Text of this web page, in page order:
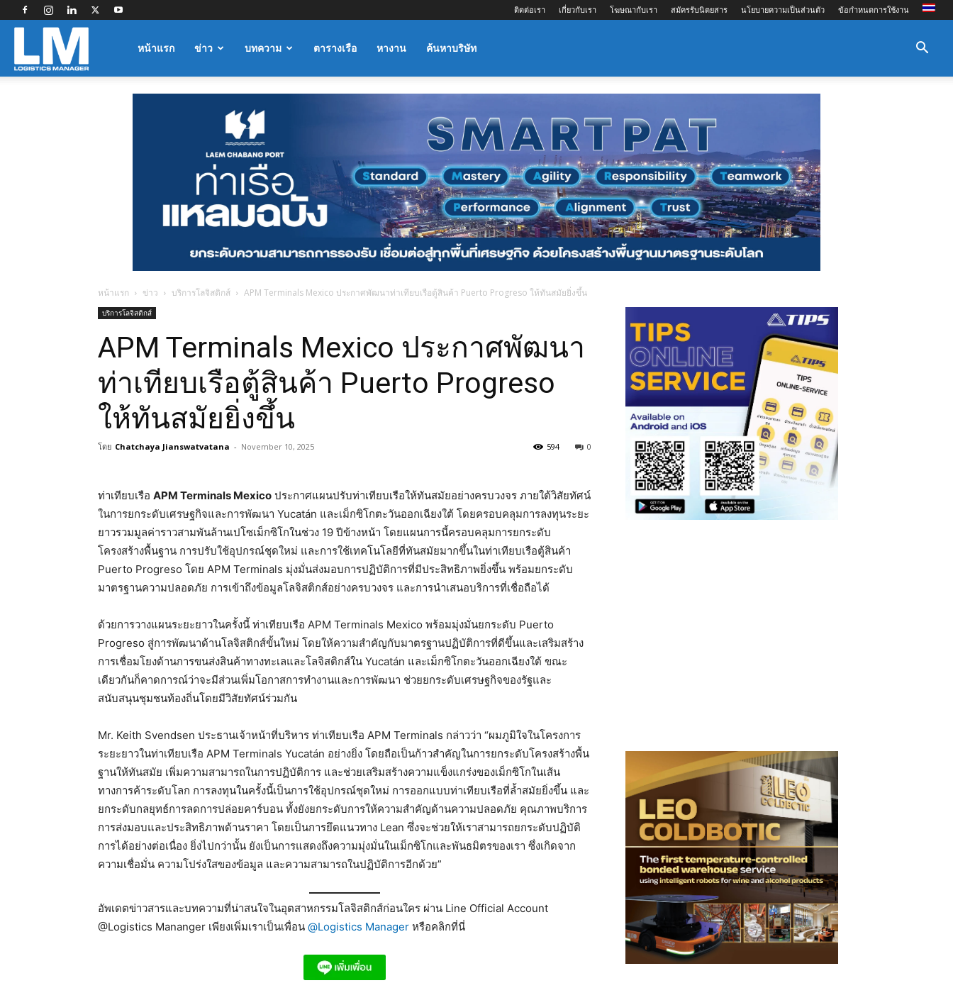
ติดต่อเรา เกี่ยวกับเรา โฆษณากับเรา สมัครรับนิตยสาร นโยบายความเป็นส่วนตัว ข้อกำหนดการใช้งาน
Logisticsหน้าแรก ข่าว บทความ ตารางเรือ หางาน ค้นหาบริษัท
หน้าแรก ข่าว บริการโลจิสติกส์ APM Terminals Mexico ประกาศพัฒนาท่าเทียบเรือตู้สินค้า Puerto Progreso ให้ทันสมัยยิ่งขึ้น
บริการโลจิสติกส์
APM Terminals Mexico ประกาศพัฒนา
ท่าเทียบเรือตู้สินค้า Puerto Progreso
ให้ทันสมัยยิ่งขึ้น
โดย Chatchaya Jianswatvatana - November 10, 2025 0
594
ท่าเทียบเรือ APM Terminals Mexico ประกาศแผนปรับท่าเทียบเรือให้ทันสมัยอย่างครบวงจร ภายใต้วิสัยทัศน์
ในการยกระดับเศรษฐกิจและการพัฒนา Yucatán และเม็กซิโกตะวันออกเฉียงใต้ โดยครอบคลุมการลงทุนระยะ
ยาวรวมมูลค่าราวสามพันล้านเปโซเม็กซิโกในช่วง 19 ปีข้างหน้า โดยแผนการนี้ครอบคลุมการยกระดับ
โครงสร้างพื้นฐาน การปรับใช้อุปกรณ์ชุดใหม่ และการใช้เทคโนโลยีที่ทันสมัยมากขึ้นในท่าเทียบเรือตู้สินค้า
Puerto Progreso โดย APM Terminals มุ่งมั่นส่งมอบการปฏิบัติการที่มีประสิทธิภาพยิ่งขึ้น พร้อมยกระดับ
มาตรฐานความปลอดภัย การเข้าถึงข้อมูลโลจิสติกส์อย่างครบวงจร และการนำเสนอบริการที่เชื่อถือได้
ด้วยการวางแผนระยะยาวในครั้งนี้ ท่าเทียบเรือ APM Terminals Mexico พร้อมมุ่งมั่นยกระดับ Puerto
Progreso สู่การพัฒนาด้านโลจิสติกส์ขั้นใหม่ โดยให้ความสำคัญกับมาตรฐานปฏิบัติการที่ดีขึ้นและเสริมสร้าง
การเชื่อมโยงด้านการขนส่งสินค้าทางทะเลและโลจิสติกส์ใน Yucatán และเม็กซิโกตะวันออกเฉียงใต้ ขณะ
เดียวกันก็คาดการณ์ว่าจะมีส่วนเพิ่มโอกาสการทำงานและการพัฒนา ช่วยยกระดับเศรษฐกิจของรัฐและ
สนับสนุนชุมชนท้องถิ่นโดยมีวิสัยทัศน์ร่วมกัน
Mr. Keith Svendsen ประธานเจ้าหน้าที่บริหาร ท่าเทียบเรือ APM Terminals กล่าวว่า “ผมภูมิใจในโครงการ
ระยะยาวในท่าเทียบเรือ APM Terminals Yucatán อย่างยิ่ง โดยถือเป็นก้าวสำคัญในการยกระดับโครงสร้างพื้น
ฐานให้ทันสมัย เพิ่มความสามารถในการปฏิบัติการ และช่วยเสริมสร้างความแข็งแกร่งของเม็กซิโกในเส้น
ทางการค้าระดับโลก การลงทุนในครั้งนี้เป็นการใช้อุปกรณ์ชุดใหม่ การออกแบบท่าเทียบเรือที่ล้ำสมัยยิ่งขึ้น และ
ยกระดับกลยุทธ์การลดการปล่อยคาร์บอน ทั้งยังยกระดับการให้ความสำคัญด้านความปลอดภัย คุณภาพบริการ
การส่งมอบและประสิทธิภาพด้านราคา โดยเป็นการยึดแนวทาง Lean ซึ่งจะช่วยให้เราสามารถยกระดับปฏิบัติ
การได้อย่างต่อเนื่อง ยิ่งไปกว่านั้น ยังเป็นการแสดงถึงความมุ่งมั่นในเม็กซิโกและพันธมิตรของเรา ซึ่งเกิดจาก
ความเชื่อมั่น ความโปร่งใสของข้อมูล และความสามารถในปฏิบัติการอีกด้วย”
อัพเดตข่าวสารและบทความที่น่าสนใจในอุตสาหกรรมโลจิสติกส์ก่อนใคร ผ่าน Line Official Account
@Logistics Mananger เพียงเพิ่มเราเป็นเพื่อน @Logistics Manager หรือคลิกที่นี่